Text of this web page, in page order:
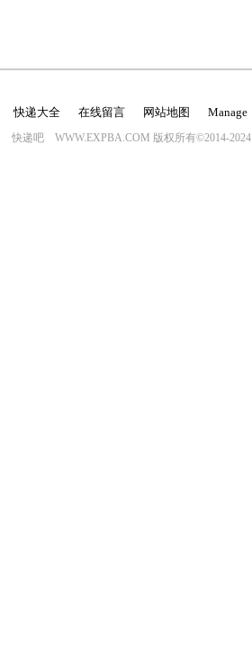
快递大全 在线留言 网站地图 Manage
快递吧 WWW.EXPBA.COM 版权所有©2014-2024